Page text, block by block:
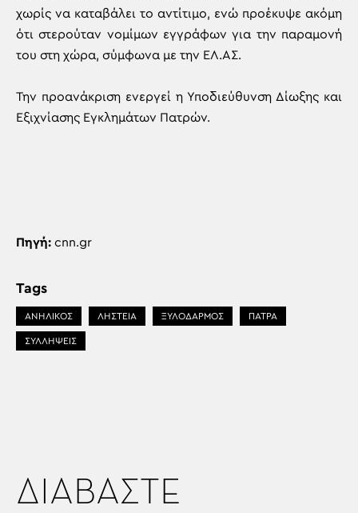
χωρίς να καταβάλει το αντίτιμο, ενώ προέκυψε ακόμη
ότι στερούταν νομίμων εγγράφων για την παραμονή
του στη χώρα, σύμφωνα με την ΕΛ.ΑΣ.
Την προανάκριση ενεργεί η Υποδιεύθυνση Δίωξης και
Εξιχνίασης Εγκλημάτων Πατρών.
Πηγή: cnn.gr
Tags
ΑΝΗΛΙΚΟΣ ΛΗΣΤΕΙΑ ΞΥΛΟΔΑΡΜΟΣ ΠΑΤΡΑ
ΣΥΛΛΗΨΕΙΣ
ΔΙΑΒΑΣΤΕ